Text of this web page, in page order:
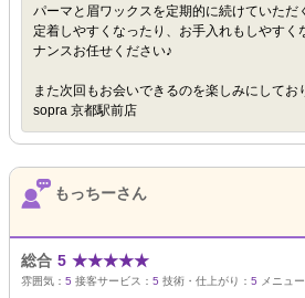
パーマと眉ワックスを定期的に続けていただ
定着しやすくなったり、お手入れもしやすく
ナンスお任せください♪
また次回もお会いできるのを楽しみにしてお
sopra 京都駅前店
もっちーさん
総合 5 ★★★★★
雰囲気： 5 接客サービス： 5 技術・仕上がり： 5 メニュ